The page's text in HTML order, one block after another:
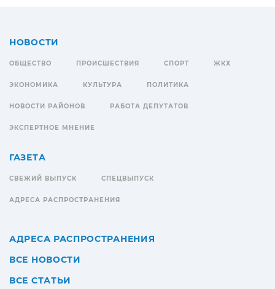
НОВОСТИ
ОБЩЕСТВО ПРОИСШЕСТВИЯ СПОРТ ЖКХ
ЭКОНОМИКА КУЛЬТУРА ПОЛИТИКА
НОВОСТИ РАЙОНОВ РАБОТА ДЕПУТАТОВ
ЭКСПЕРТНОЕ МНЕНИЕ
ГАЗЕТА
СВЕЖИЙ ВЫПУСК СПЕЦВЫПУСК
АДРЕСА РАСПРОСТРАНЕНИЯ
АДРЕСА РАСПРОСТРАНЕНИЯ
ВСЕ НОВОСТИ
ВСЕ СТАТЬИ